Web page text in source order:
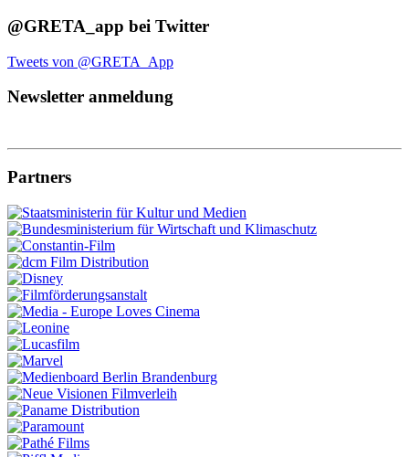
@GRETA_app bei Twitter
Tweets von @GRETA_App
Newsletter anmeldung
Partners